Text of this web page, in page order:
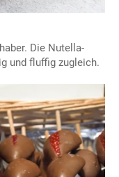
Die Nutella-
und fluffig zugleich.